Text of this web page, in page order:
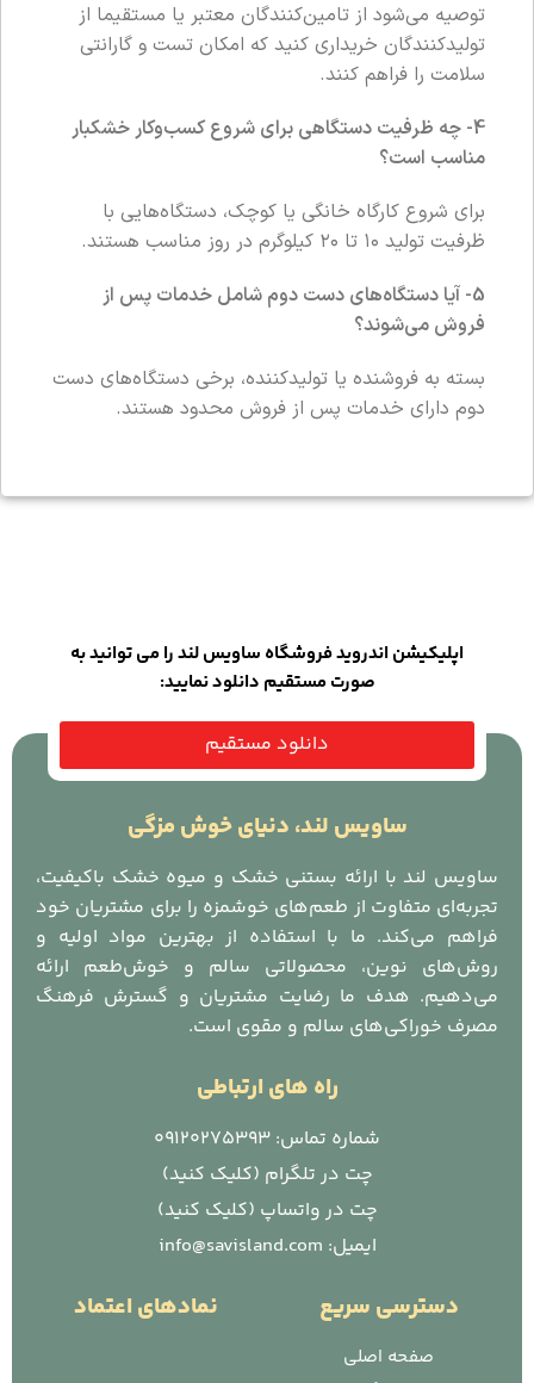
توصیه می‌شود از تامین‌کنندگان معتبر یا مستقیما از
تولیدکنندگان خریداری کنید که امکان تست و گارانتی
سلامت را فراهم کنند.
4- چه ظرفیت دستگاهی برای شروع کسب‌وکار خشکبار
مناسب است؟
برای شروع کارگاه خانگی یا کوچک، دستگاه‌هایی با
ظرفیت تولید ۱۰ تا ۲۰ کیلوگرم در روز مناسب هستند.
5- آیا دستگاه‌های دست دوم شامل خدمات پس از
فروش می‌شوند؟
بسته به فروشنده یا تولیدکننده، برخی دستگاه‌های دست
دوم دارای خدمات پس از فروش محدود هستند.
اپلیکیشن اندروید فروشگاه ساویس لند را می توانید به
صورت مستقیم دانلود نمایید:
دانلود مستقیم
ساویس لند، دنیای خوش مزگی
ساویس لند با ارائه بستنی خشک و میوه خشک باکیفیت،
تجربه‌ای متفاوت از طعم‌های خوشمزه را برای مشتریان خود
فراهم می‌کند. ما با استفاده از بهترین مواد اولیه و
روش‌های نوین، محصولاتی سالم و خوش‌طعم ارائه
می‌دهیم. هدف ما رضایت مشتریان و گسترش فرهنگ
مصرف خوراکی‌های سالم و مقوی است.
راه های ارتباطی
شماره تماس: 09120275393
چت در تلگرام (کلیک کنید)
چت در واتساپ (کلیک کنید)
ایمیل: info@savisland.com
دسترسی سریع
صفحه اصلی
نمادهای اعتماد